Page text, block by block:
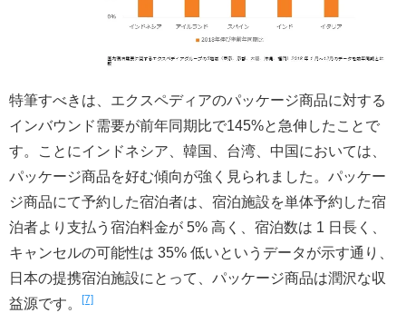
特筆すべきは、エクスペディアのパッケージ商品に対する
インバウンド需要が前年同期比で145%と急伸したことで
す。ことにインドネシア、韓国、台湾、中国においては、
パッケージ商品を好む傾向が強く見られました。パッケー
ジ商品にて予約した宿泊者は、宿泊施設を単体予約した宿
泊者より支払う宿泊料金が 5% 高く、宿泊数は 1 日長く、
キャンセルの可能性は 35% 低いというデータが示す通り、
日本の提携宿泊施設にとって、パッケージ商品は潤沢な収
益源です。
[7]